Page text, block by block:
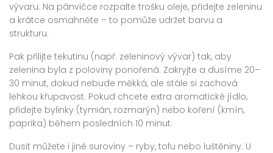
vývaru. Na pánvičce rozpalte trošku oleje, přidejte zeleninu
a krátce osmahněte – to pomůže udržet barvu a
strukturu.
Pak přilijte tekutinu (např. zeleninový vývar) tak, aby
zelenina byla z poloviny ponořená. Zakryjte a dusíme 20–
30 minut, dokud nebude měkká, ale stále si zachová
lehkou křupavost. Pokud chcete extra aromatické jídlo,
přidejte bylinky (tymián, rozmarýn) nebo koření (kmín,
paprika) během posledních 10 minut.
Dusit můžete i jiné suroviny – ryby, tofu nebo luštěniny. U